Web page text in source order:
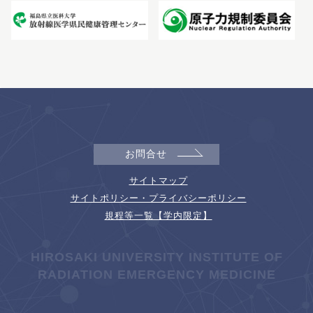
お問合せ
サイトマップ
サイトポリシー・プライバシーポリシー
規程等一覧【学内限定】
HIROSAKI UNIVERSITY INSTITUTE OF
RADIATION EMERGENCY MEDICINE